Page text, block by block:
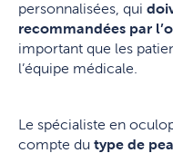
personnalisées, qui
recommandées par
important que les
l’équipe médicale.
Le spécialiste en
compte du type de